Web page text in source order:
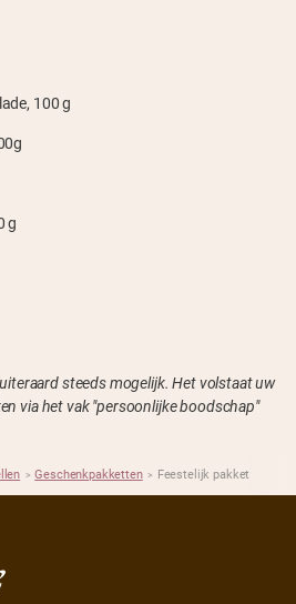
100 g
g
steeds mogelijk. Het volstaat uw
via het vak "persoonlijke boodschap"
> Geschenkpakketten > Feestelijk pakket